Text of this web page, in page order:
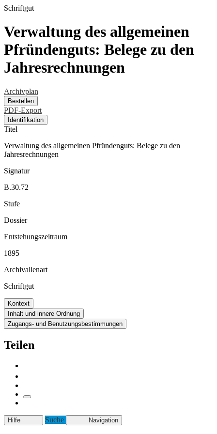
Schriftgut
Verwaltung des allgemeinen
Pfründenguts: Belege zu den
Jahresrechnungen
Archivplan
Bestellen
PDF-Export
Identifikation
Titel
Verwaltung des allgemeinen Pfründenguts: Belege zu den
Jahresrechnungen
Signatur
B.30.72
Stufe
Dossier
Entstehungszeitraum
1895
Archivalienart
Schriftgut
Kontext
Inhalt und innere Ordnung
Zugangs- und Benutzungsbestimmungen
Teilen
Hilfe Suche Navigation